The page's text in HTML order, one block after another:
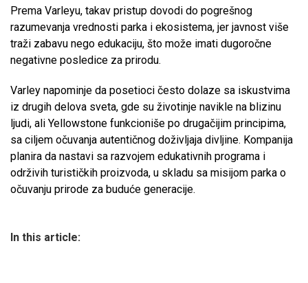
Prema Varleyu, takav pristup dovodi do pogrešnog
razumevanja vrednosti parka i ekosistema, jer javnost više
traži zabavu nego edukaciju, što može imati dugoročne
negativne posledice za prirodu.
Varley napominje da posetioci često dolaze sa iskustvima
iz drugih delova sveta, gde su životinje navikle na blizinu
ljudi, ali Yellowstone funkcioniše po drugačijim principima,
sa ciljem očuvanja autentičnog doživljaja divljine. Kompanija
planira da nastavi sa razvojem edukativnih programa i
održivih turističkih proizvoda, u skladu sa misijom parka o
očuvanju prirode za buduće generacije.
In this article: